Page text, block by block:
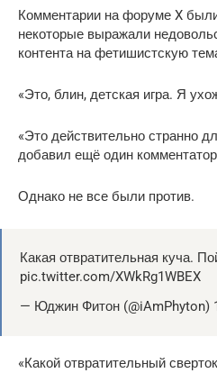
Комментарии на форуме X
некоторые выражали
контента на фетишистскую
«Это, блин, детская игра. Я
«Это действительно странно
добавил ещё один
Однако не все были против.
Какая отвратительная куча.
pic.twitter.com/XWkRg1WBEX
— Юджин Фитон (@iAmPhyton)
«Какой отвратительный